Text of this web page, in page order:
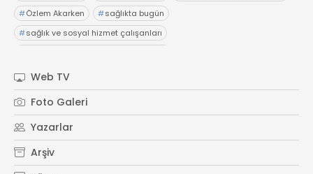
#Özlem Akarken #sağlıkta bugün
#sağlık ve sosyal hizmet çalışanları
# Medstar Antalya Hastanesi
#sağlıkta bugünBayer #Dijital Sağlık ve Tarım Girişimleri Haritası
Web TV
Foto Galeri
Yazarlar
Arşiv